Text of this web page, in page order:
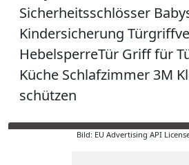
Sicherheitsschlösser
Kindersicherung
HebelsperreTür Griff für
Küche Schlafzimmer 3M
schützen
Bild: EU Advertising API